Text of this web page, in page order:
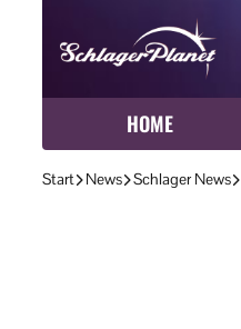
HOME
Start News Schlager News